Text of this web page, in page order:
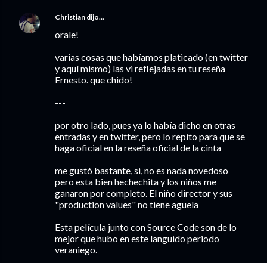
Christian dijo…
orale!
varias cosas que habíamos platicado (en twitter
y aquí mismo) las vi reflejadas en tu reseña
Ernesto. que chido!
---
por otro lado, pues ya lo había dicho en otras
entradas y en twitter, pero lo repito para que se
haga oficial en la reseña oficial de la cinta
me gustó bastante, si, no es nada novedoso
pero esta bien hechechita y los niños me
ganaron por completo. El niño director y sus
"production values" no tiene aguela
Esta película junto con Source Code son de lo
mejor que hubo en este languido periodo
veraniego.